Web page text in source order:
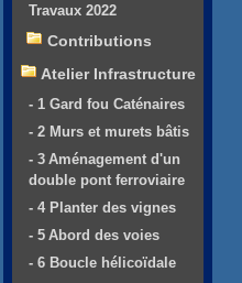
Travaux 2022
Contributions
Atelier Infrastructure
- 1 Gard fou Caténaires
- 2 Murs et murets bâtis
- 3 Aménagement d'un
double pont ferroviaire
- 4 Planter des vignes
- 5 Abord des voies
- 6 Boucle hélicoïdale